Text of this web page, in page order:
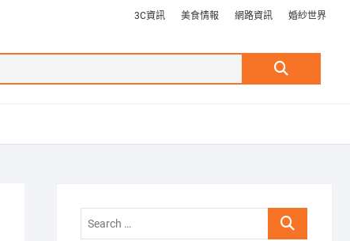
3C資訊 美食情報 網路資訊 婚紗世界
Search
Search